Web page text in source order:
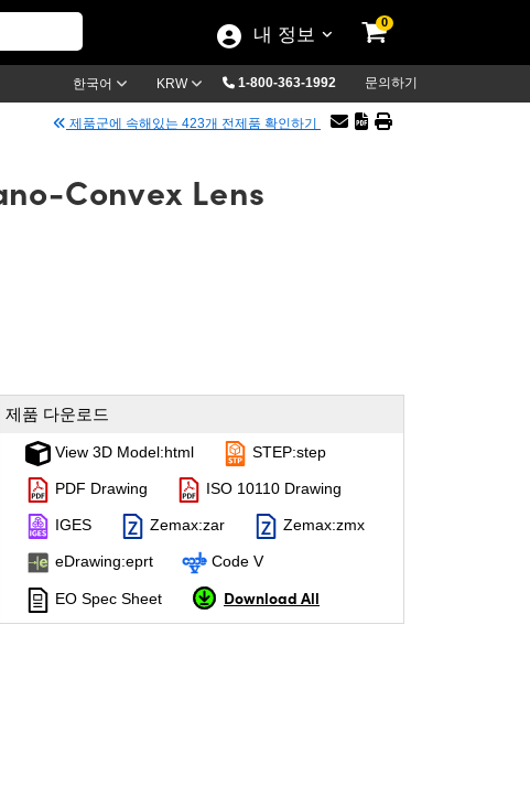
내 정보
0
한국어 KRW 1-800-363-1992 문의하기
제품군에 속해있는 423개 전제품 확인하기
Convex Lens
제품 다운로드
View 3D Model:html STEP:step
PDF Drawing ISO 10110 Drawing
IGES Zemax:zar Zemax:zmx
eDrawing:eprt Code V
EO Spec Sheet Download All